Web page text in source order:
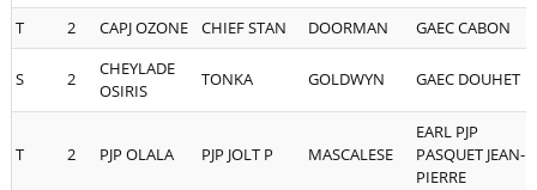
T
2 CAPJ OZONE CHIEF STAN DOORMAN GAEC CABON
S 2
CHEYLADE
OSIRIS
TONKA GOLDWYN GAEC DOUHET
T 2 PJP OLALA PJP JOLT P MASCALESE
EARL PJP
PASQUET JEAN-
PIERRE